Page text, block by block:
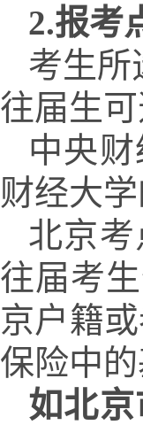
2.报考
考生所
往届生
中央
财经大学
北京
往届考
京户籍
保险中
如北